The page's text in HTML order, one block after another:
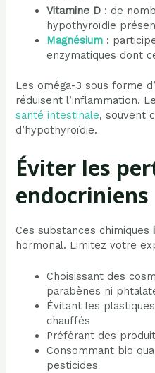
Vitamine D : de
hypothyroïdie
Magnésium :
enzymatiques dont
Les oméga-3 sous forme
réduisent l’inflammation.
santé intestinale, souvent
d’hypothyroïdie.
Éviter les
endocriniens
Ces substances chimiques
hormonal. Limitez votre
Choisissant des
parabènes ni
Évitant les
chauffés
Préférant des
Consommant bio
pesticides